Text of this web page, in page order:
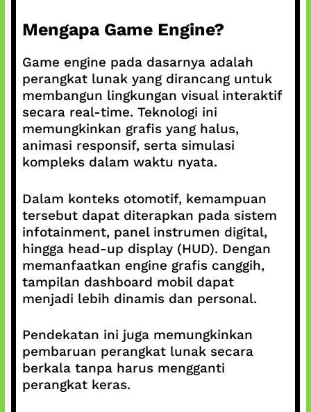
Mengapa Game Engine?
Game engine pada dasarnya adalah
perangkat lunak yang dirancang untuk
membangun lingkungan visual interaktif
secara real-time. Teknologi ini
memungkinkan grafis yang halus,
animasi responsif, serta simulasi
kompleks dalam waktu nyata.
Dalam konteks otomotif, kemampuan
tersebut dapat diterapkan pada sistem
infotainment, panel instrumen digital,
hingga head-up display (HUD). Dengan
memanfaatkan engine grafis canggih,
tampilan dashboard mobil dapat
menjadi lebih dinamis dan personal.
Pendekatan ini juga memungkinkan
pembaruan perangkat lunak secara
berkala tanpa harus mengganti
perangkat keras.